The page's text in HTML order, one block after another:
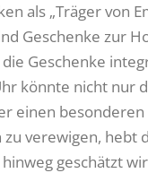
als „Träger von
Geschenke zur
Geschenke
könnte nicht nur
einen
verewigen, hebt
geschätzt